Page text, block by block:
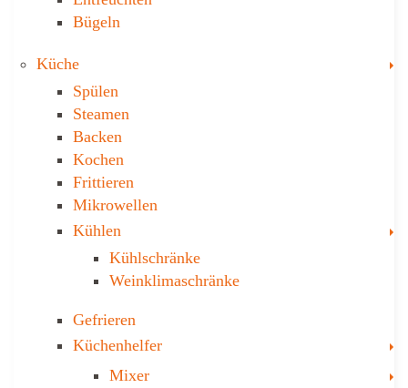
Bügeln
Küche
Spülen
Steamen
Backen
Kochen
Frittieren
Mikrowellen
Kühlen
Kühl­schränke
Weinklima­schränke
Gefrieren
Küchenhelfer
Mixer